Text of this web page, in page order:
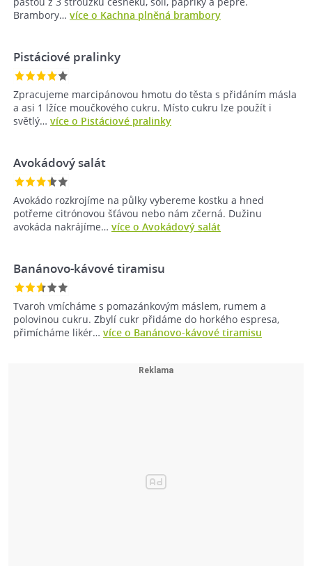
Brambory… více o Kachna plněná brambory
Pistáciové pralinky
Zpracujeme marcipánovou hmotu do těsta s přidáním másla
a asi 1 lžíce moučkového cukru. Místo cukru lze použít i
světlý… více o Pistáciové pralinky
Avokádový salát
Avokádo rozkrojíme na půlky vybereme kostku a hned
potřeme citrónovou šťávou nebo nám zčerná. Dužinu
avokáda nakrájíme… více o Avokádový salát
Banánovo-kávové tiramisu
Tvaroh vmícháme s pomazánkovým máslem, rumem a
polovinou cukru. Zbylí cukr přidáme do horkého espresa,
přimícháme likér… více o Banánovo-kávové tiramisu